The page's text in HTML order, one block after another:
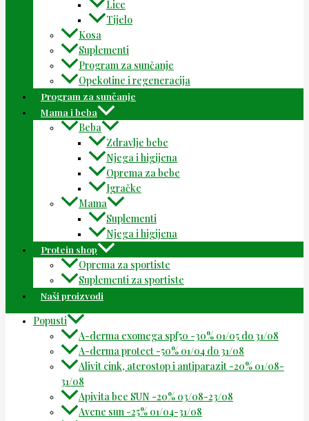
Lice
Tijelo
Kosa
Suplementi
Program za sunčanje
Opekotine i regeneracija
Program za sunčanje
Mama i beba
Beba
Zdravlje bebe
Njega i higijena
Oprema za bebe
Igračke
Mama
Suplementi
Njega i higijena
Protein shop
Oprema za sportiste
Suplementi za sportiste
Naši proizvodi
Popusti
A-derma exomega spf50 -30% 01/05 do 31/08
A-derma protect -50% 01/04 do 31/08
Alivit cink, aterostop i antiparazit -20% 01/08-
31/08
Apivita bee SUN -20% 03/08-23/08
Avene sun -25% 01/04-31/08